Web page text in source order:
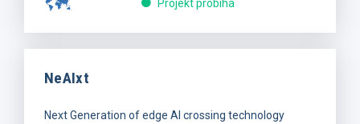
Projekt probíhá
NeAIxt
Next Generation of edge AI crossing technology